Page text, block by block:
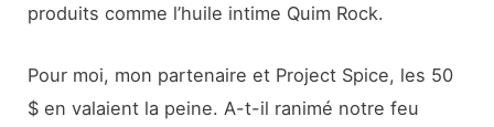
produits comme l’huile intime Quim Rock.
Pour moi, mon partenaire et Project Spice, les 50
$ en valaient la peine. A-t-il ranimé notre feu